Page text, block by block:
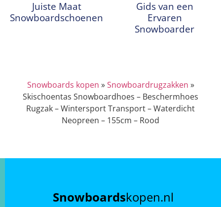
Juiste Maat
Snowboardschoenen
Gids van een
Ervaren
Snowboarder
Snowboards kopen »Snowboardrugzakken »
Skischoentas Snowboardhoes – Beschermhoes
Rugzak – Wintersport Transport – Waterdicht
Neopreen – 155cm – Rood
Snowboardskopen.nl